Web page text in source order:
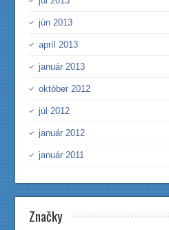
jún 2013
apríl 2013
január 2013
október 2012
júl 2012
január 2012
január 2011
Značky